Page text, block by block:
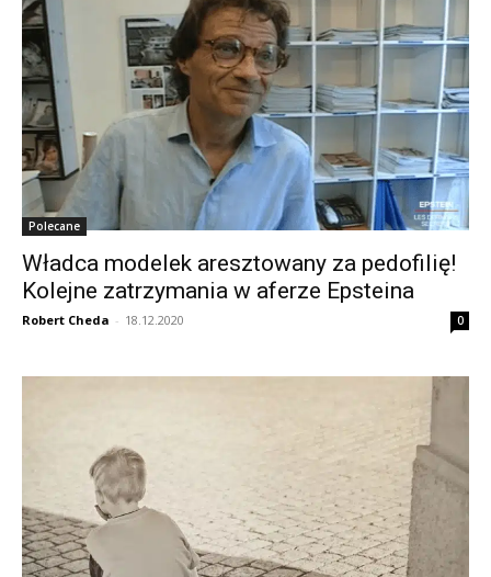
Polecane
Władca modelek aresztowany za pedofilię!
Kolejne zatrzymania w aferze Epsteina
Robert Cheda - 18.12.2020 0